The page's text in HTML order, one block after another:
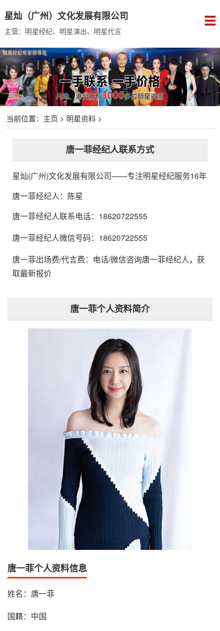
星灿（广州）文化发展有限公司
主营：明星经纪、明星演出、明星代言
当前位置： 主页 > 明星资料>
唐一菲经纪人联系方式
星灿(广州)文化发展有限公司——专注明星经纪服务16年
唐一菲经纪人： 陈星
唐一菲经纪人联系电话：18620722555
唐一菲经纪人微信号码：18620722555
唐一菲出场费/代言费：电话/微信咨询唐一菲经纪人，获
取最新报价
唐一菲个人资料简介
唐一菲个人资料信息
姓名：唐一菲
国籍：中国